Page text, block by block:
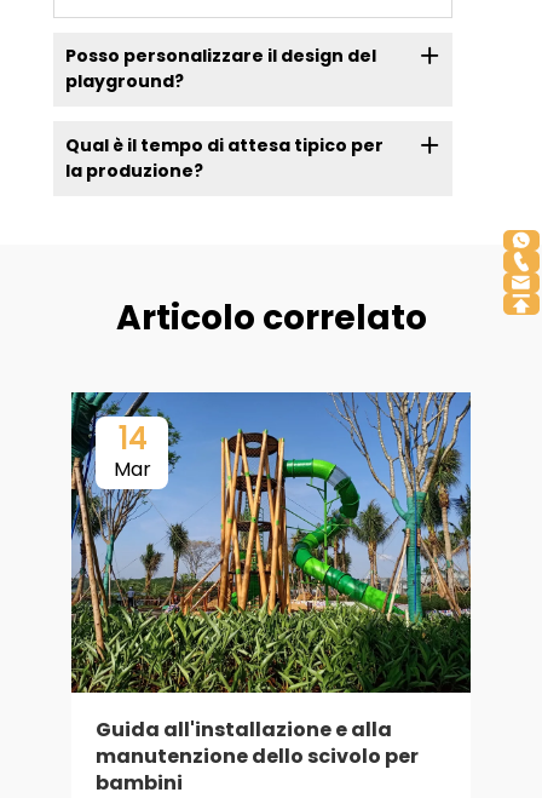
Posso personalizzare il design del
playground?
Qual è il tempo di attesa tipico per
la produzione?
Articolo correlato
14
Mar
Guida all'installazione e alla
manutenzione dello scivolo per
bambini